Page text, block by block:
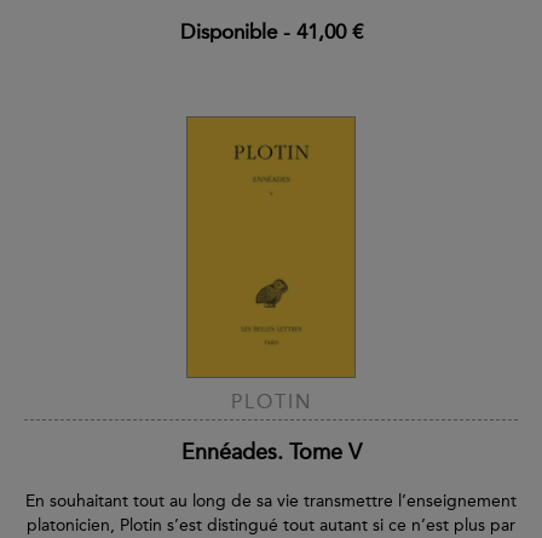
Disponible- 41,00 €
PLOTIN
Ennéades. Tome V
En souhaitant tout au long de sa vie transmettre l’enseignement
platonicien, Plotin s’est distingué tout autant si ce n’est plus par